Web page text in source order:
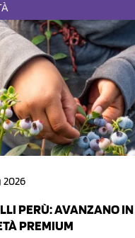
2026
PERÙ: AVANZANO IN
PREMIUM